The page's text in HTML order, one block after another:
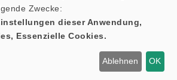
Zwecke:
dieser Anwendung,
Essenzielle Cookies.
Ablehnen OK